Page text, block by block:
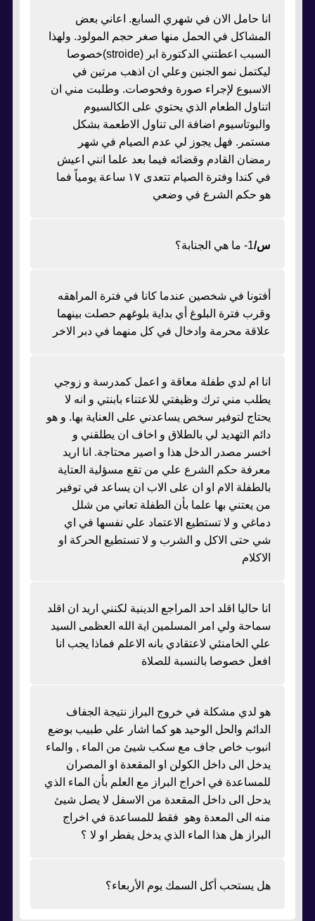
انا حامل الان في شهري السابع. اعاني بعض
المشاكل في الحمل منها صغر حجم المولود. ولهذا
السبب اعطتني الدكتورة ابر (stroide)خصوصا
ليكتمل نمو الجنين وعلي ان اذهب مرتين في
الاسبوع لإجراء صورة وفحوصات. وطلبت مني ان
اتناول الطعام الذي يحتوي على الكالسيوم
والبوتاسيوم اضافة الى تناول الاطعمة بشكل
مستمر. فهل يجوز لي عدم الصيام في شهر
رمضان القادم وقضائه فيما بعد علما انني اعيش
في كندا وفترة الصيام تتعدى ١٧ ساعة يومياً فما
هو حكم الشرع في وضعي
س/1- ما هي الجنابة؟
أفتونا في شخصين عندما كانا في فترة المراهقه
وقرب فترة البلوغ أي بداية بلوغهم حصلت بينهما
علاقة محرمة وادخال في كل منهما في دبر الاخر
انا ام لدي طفلة معاقة و اعمل كمدرسة و زوجي
يطلب مني ترك وظيفتي للاعتناء بابنتي و انه لا
يحتاج لتوفير سخص يساعدني على العناية بها. و هو
دائم التهديد لي بالطلاق و اخاف ان يطلقني و
اخسر مصدر الدخل هذا و اصير محتاجة. انا اريد
معرفة حكم الشرع علي من تقع مسؤلية العتاية
بالطفلة الام او ان على الاب ان يساعد في توفير
من يعتني بها علما بأن الطفلة تعاني من شلل
دماغي و لا تستطيع الاعتماد علي نفسها في اي
شي حتى الاكل و الشرب و لا تستطيع الحركة او
الاكلام
انا حاليا اقلد احد المراجع الدينية لكنني اريد ان اقلد
سماحة ولي امر المسلمين اية الله العظمى السيد
علي الخامنئي لاعتقادي بانه الاعلم فماذا يجب انا
افعل خصوصا بالنسبة للصلاة
هو لدي مشكلة في خروج البراز نتيجة الجفاف
الدائم والحل الوحيد هو كما اشار علي طبيب بوضع
انبوب خاص جاف مع سكب شيئ من الماء , والماء
يدخل الى داخل الكولن او المقعدة او المصران
للمساعدة في اخراج البراز مع العلم بأن الماء الذي
يدحل الى داخل المقعدة من الاسفل لا يصل شيئ
منه الى المعدة وهو فقط للمساعدة في اخراج
البراز هل هذا الماء الذي يدخل يفطر او لا ؟
هل يستحب أكل السمك يوم الأربعاء؟